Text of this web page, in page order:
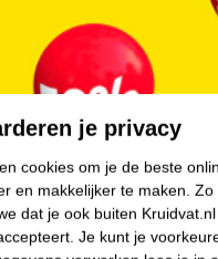
nachtcrème, ongeveer ter
de crème zachtjes met
Vermijd contact met de ogen
kinderen bewaren.
je privacy
cookies om je de beste
en makkelijker te maken. Zo
dat je ook buiten
Je kunt je